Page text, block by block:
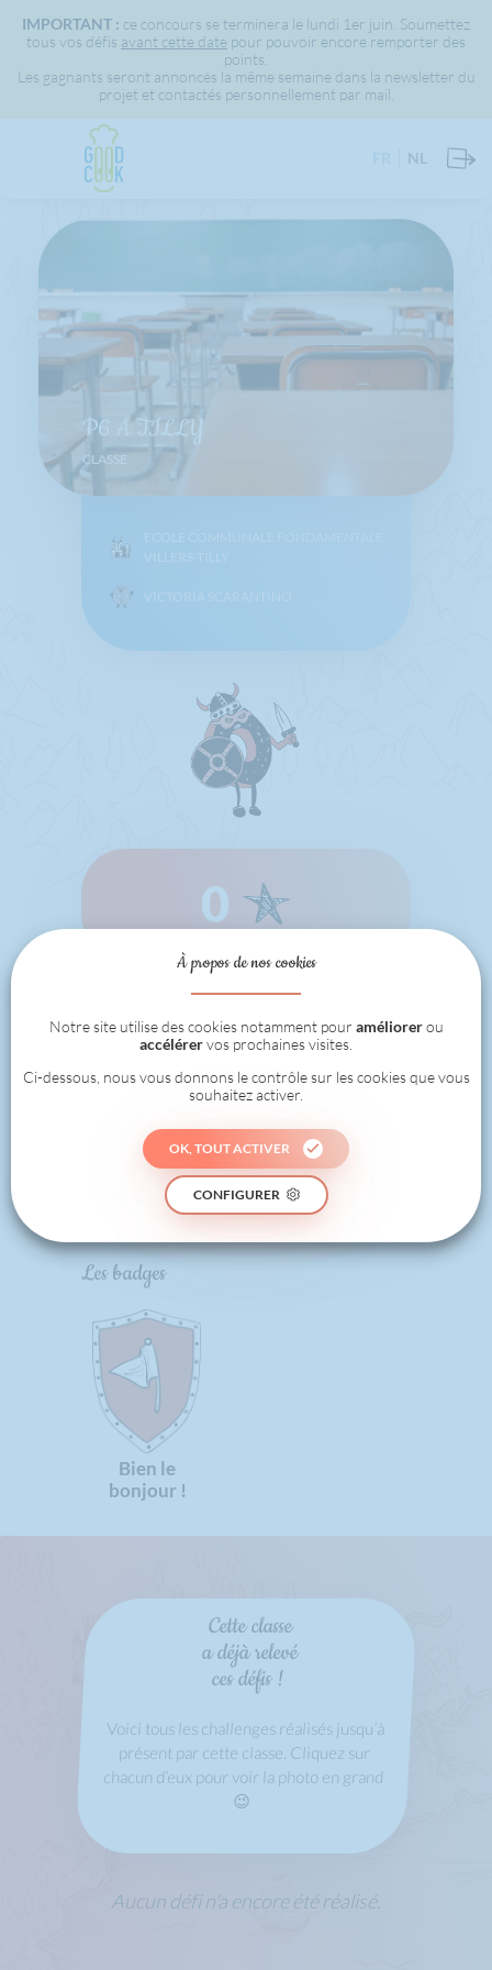
IMPORTANT : ce concours se terminera le lundi 1er juin. Soumettez
tous vos défis avant cette date pour pouvoir encore remporter des
points.
Les gagnants seront annoncés la même semaine dans la newsletter du
projet et contactés personnellement par mail.
NL
P6 A TILLY
CLASSE
0
1
0
RÉALISÉ
Les badges
Bien le
bonjour !
Cette classe
a déjà relevé
ces défis !
Voici tous les challenges réalisés jusqu’à
présent par cette classe. Cliquez sur
chacun d’eux pour voir la photo en grand
😉
Aucun défi n'a encore été réalisé.
À propos de nos cookies
Notre site utilise des cookies notamment pour améliorerou
accélérervos prochaines visites.
Ci-dessous, nous vous donnons le contrôle sur les cookies que vous
souhaitez activer.
OK, TOUT ACTIVER
CONFIGURER